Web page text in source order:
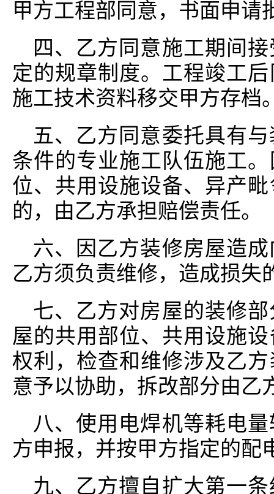
甲方工程部同意，书面申请
四、乙方同意施工期间
定的规章制度。工程竣工
施工技术资料移交甲方存档
五、乙方同意委托具有
条件的专业施工队伍施工
位、共用设施设备、异产
的，由乙方承担赔偿责任。
六、因乙方装修房屋造
乙方须负责维修，造成损失
七、乙方对房屋的装修
屋的共用部位、共用设施
权利，检查和维修涉及乙
意予以协助，拆改部分由乙
八、使用电焊机等耗电
方申报，并按甲方指定的配
九、乙方擅自扩大第一